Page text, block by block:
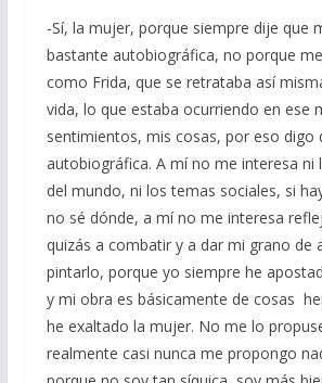
-Sí, la mujer, porque siempre dije que
bastante autobiográfica, no porque
como Frida, que se retrataba así
vida, lo que estaba ocurriendo en ese
sentimientos, mis cosas, por eso digo
autobiográfica. A mí no me interesa ni
del mundo, ni los temas sociales, si
no sé dónde, a mí no me interesa
quizás a combatir y a dar mi grano de
pintarlo, porque yo siempre he
y mi obra es básicamente de cosas
he exaltado la mujer. No me lo
realmente casi nunca me propongo